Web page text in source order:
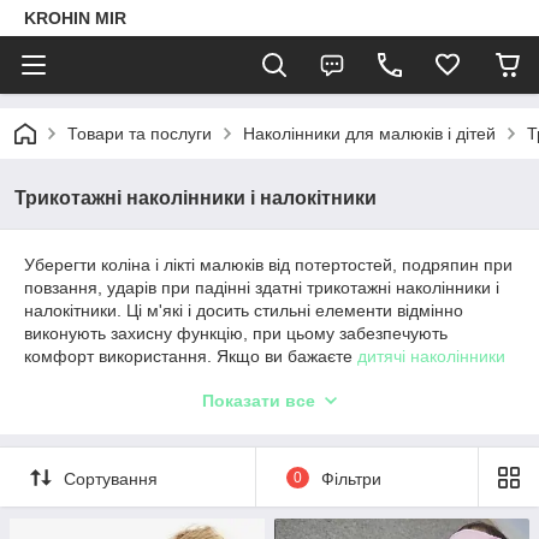
KROHIN MIR
Товари та послуги Наколінники для малюків і дітей
Трикотажні наколінники і налокітники
Уберегти коліна і лікті малюків від потертостей, подряпин при
повзання, ударів при падінні здатні трикотажні наколінники і
налокітники. Ці м'які і досить стильні елементи відмінно
виконують захисну функцію, при цьому забезпечують
комфорт використання. Якщо ви бажаєте дитячі наколінники
одягатися та зніматися, то зверніть увагу саме на
особливості і переваги
Якщо вам малюк повзає або тільки пішов, варто подумати
Показати все
Сортування 0 Фільтри